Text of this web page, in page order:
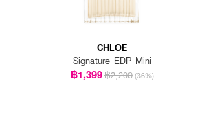
CHLOE
Signature EDP Mini
฿1,399฿2,200 (36%)